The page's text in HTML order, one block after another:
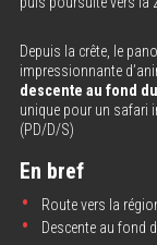
Depuis la crête, le
impressionnante
descente au fond
unique pour un safari
(PD/D/S)
En bref
Route vers la
Descente au fond